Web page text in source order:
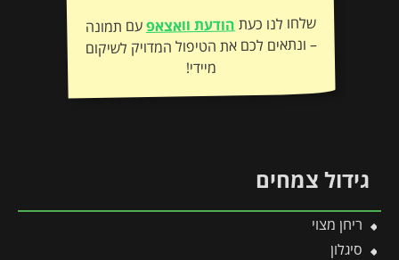
שלחו לנו כעתהודעת וואצאפעם תמונה
– ונתאים לכם את הטיפול המדויק לשיקום
מיידי!
גידול צמחים
ריחן מצוי
סיגלון